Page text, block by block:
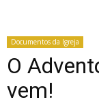
Documentos da Igreja
O
vem!